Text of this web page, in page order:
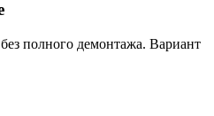
полного демонтажа. Вариант